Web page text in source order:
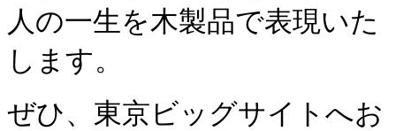
人の一生を木製品で表現いた
します。
ぜひ、東京ビッグサイトへお